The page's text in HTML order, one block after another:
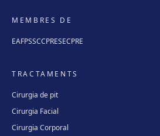
MEMBRES DE
EAFPSSCCPRESECPRE
TRACTAMENTS
Cirurgia de pit
Cirurgia Facial
Cirurgia Corporal